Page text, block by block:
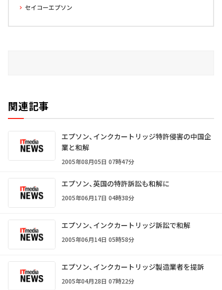
セイコーエプソン
関連記事
エプソン、インクカートリッジ特許侵害の中国企
業と和解
2005年08月05日 07時47分
エプソン、英国の特許訴訟も和解に
2005年06月17日 04時38分
エプソン、インクカートリッジ訴訟で和解
2005年06月14日 05時58分
エプソン、インクカートリッジ製造業者を提訴
2005年04月28日 07時22分